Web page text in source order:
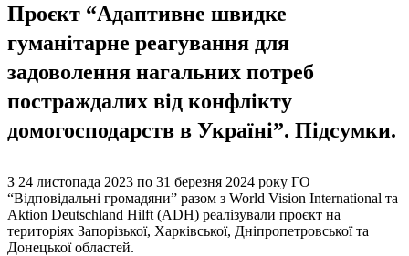
Проєкт “Адаптивне швидке
гуманітарне реагування для
задоволення нагальних потреб
постраждалих від конфлікту
домогосподарств в Україні”. Підсумки.
З 24 листопада 2023 по 31 березня 2024 року ГО
“Відповідальні громадяни” разом з World Vision International та
Aktion Deutschland Hilft (ADH) реалізували проєкт на
територіях Запорізької, Харківської, Дніпропетровської та
Донецької областей.